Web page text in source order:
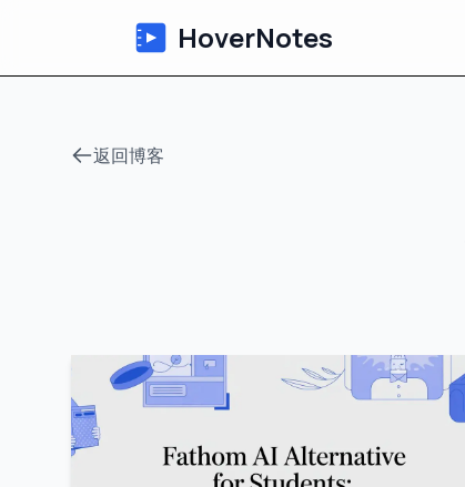
HoverNotes
返回博客